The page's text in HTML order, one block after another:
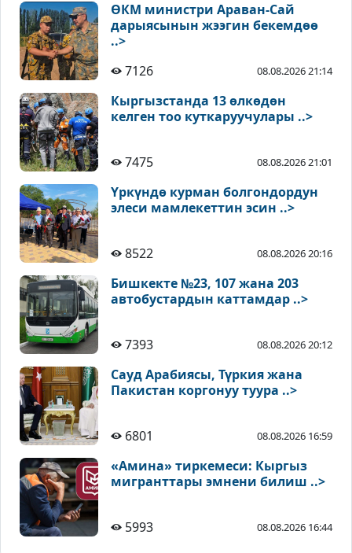
ӨКМ министри Араван-Сай
дарыясынын жээгин бекемдөө
..>
7126
08.08.2026 21:14
Кыргызстанда 13 өлкөдөн
келген тоо куткаруучулары ..>
7475 08.08.2026 21:01
Үркүндө курман болгондордун
элеси мамлекеттин эсин ..>
8522 08.08.2026 20:16
Бишкекте №23, 107 жана 203
автобустардын каттамдар ..>
7393 08.08.2026 20:12
Сауд Арабиясы, Түркия жана
Пакистан коргонуу туура ..>
6801 08.08.2026 16:59
«Амина» тиркемеси: Кыргыз
мигранттары эмнени билиш ..>
5993 08.08.2026 16:44